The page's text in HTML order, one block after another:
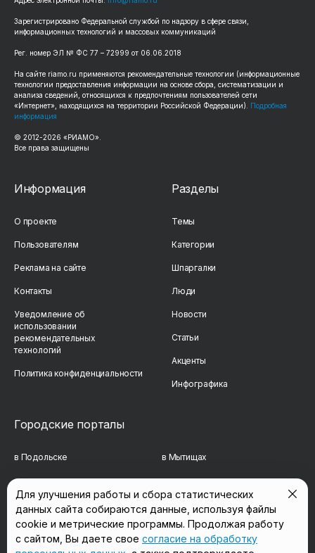
Зарегистрировано Федеральной службой по надзору в сфере связи,
информационных технологий и массовых коммуникаций
Рег. номер ЭЛ № ФС 77 – 72999 от 06.06.2018
На сайте riamo.ru применяются рекомендательные технологии (информационные
технологии предоставления информации на основе сбора, систематизации и
анализа сведений, относящихся к предпочтениям пользователей сети
«Интернет», находящихся на территории Российской Федерации). Подробная
информация
© 2012-2026 «РИАМО».
Все права защищены
Информация
О проекте
Пользователям
Реклама на сайте
Контакты
Уведомление об
использовании
рекомендательных
технологий
Политика конфиденциальности
Разделы
Темы
Категории
Шпаргалки
Люди
Новости
Статьи
Акценты
Инфографика
Городские порталы
в Подольске в Мытищах
в Сергиевом Посаде в Люберцах
в Красногорске в Королёве
Для улучшения работы и сбора статистических
данных сайта собираются данные, используя файлы
cookie и метрические программы. Продолжая работу
с сайтом, Вы даете свое согласие на обработку